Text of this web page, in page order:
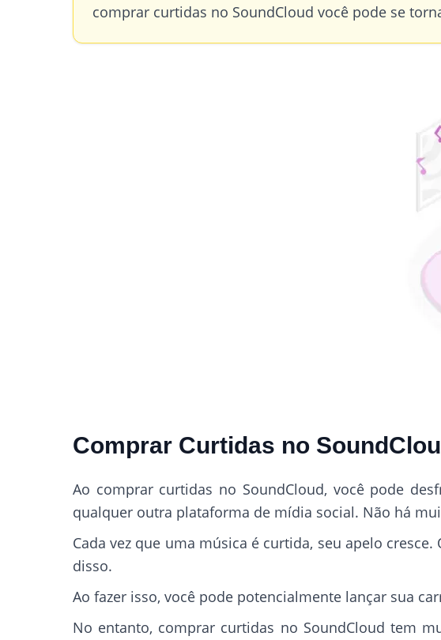
comprar curtidas no SoundCloud você pode se
Comprar Curtidas no
Ao comprar curtidas no SoundCloud, você pode
qualquer outra plataforma de mídia social. Não há
Cada vez que uma música é curtida, seu apelo
disso.
Ao fazer isso, você pode potencialmente lançar sua
No entanto, comprar curtidas no SoundCloud tem